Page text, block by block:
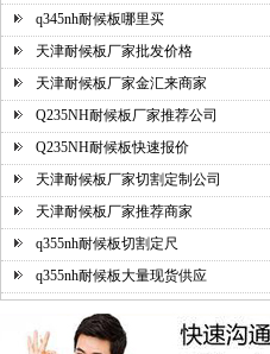
q345nh耐候板哪里买
天津耐候板厂家批发价格
天津耐候板厂家金汇来商家
Q235NH耐候板厂家推荐公司
Q235NH耐候板快速报价
天津耐候板厂家切割定制公司
天津耐候板厂家推荐商家
q355nh耐候板切割定尺
q355nh耐候板大量现货供应